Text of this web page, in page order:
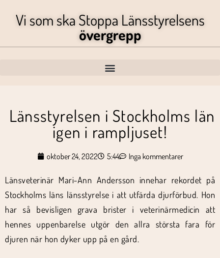
Vi som ska Stoppa Länsstyrelsens
övergrepp
Länsstyrelsen i Stockholms län
igen i rampljuset!
oktober 24, 2022 5:44 Inga kommentarer
Länsveterinär Mari-Ann Andersson innehar rekordet på
Stockholms läns länsstyrelse i att utfärda djurförbud. Hon
har så bevisligen grava brister i veterinärmedicin att
hennes uppenbarelse utgör den allra största fara för
djuren när hon dyker upp på en gård.